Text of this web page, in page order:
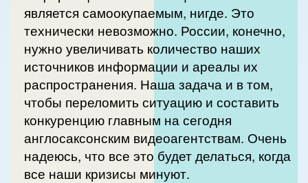
является самоокупаемым, нигде. Это
технически невозможно. России, конечно,
нужно увеличивать количество наших
источников информации и ареалы их
распространения. Наша задача и в том,
чтобы переломить ситуацию и составить
конкуренцию главным на сегодня
англосаксонским видеоагентствам. Очень
надеюсь, что все это будет делаться, когда
все наши кризисы минуют.